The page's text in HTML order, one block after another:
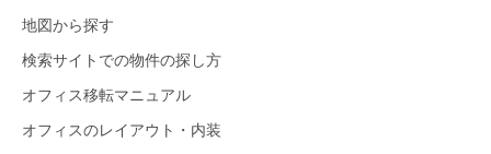
地図から探す
検索サイトでの物件の探し方
オフィス移転マニュアル
オフィスのレイアウト・内装